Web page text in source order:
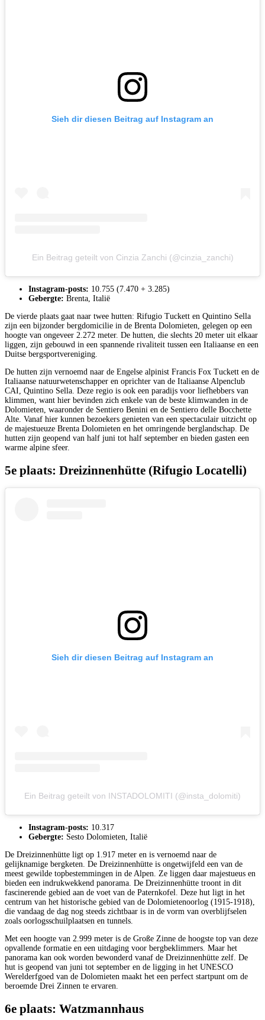
Sieh dir diesen Beitrag auf Instagram an
Ein Beitrag geteilt von Cinzia Zanchi (@cinzia_zanchi)
Instagram-posts: 10.755 (7.470 + 3.285)
Gebergte: Brenta, Italië
De vierde plaats gaat naar twee hutten: Rifugio Tuckett en Quintino Sella
zijn een bijzonder bergdomicilie in de Brenta Dolomieten, gelegen op een
hoogte van ongeveer 2.272 meter. De hutten, die slechts 20 meter uit elkaar
liggen, zijn gebouwd in een spannende rivaliteit tussen een Italiaanse en een
Duitse bergsportvereniging.
De hutten zijn vernoemd naar de Engelse alpinist Francis Fox Tuckett en de
Italiaanse natuurwetenschapper en oprichter van de Italiaanse Alpenclub
CAI, Quintino Sella. Deze regio is ook een paradijs voor liefhebbers van
klimmen, want hier bevinden zich enkele van de beste klimwanden in de
Dolomieten, waaronder de Sentiero Benini en de Sentiero delle Bocchette
Alte. Vanaf hier kunnen bezoekers genieten van een spectaculair uitzicht op
de majestueuze Brenta Dolomieten en het omringende berglandschap. De
hutten zijn geopend van half juni tot half september en bieden gasten een
warme alpine sfeer.
5e plaats: Dreizinnenhütte (Rifugio Locatelli)
Sieh dir diesen Beitrag auf Instagram an
Ein Beitrag geteilt von INSTADOLOMITI (@insta_dolomiti)
Instagram-posts: 10.317
Gebergte: Sesto Dolomieten, Italië
De Dreizinnenhütte ligt op 1.917 meter en is vernoemd naar de
gelijknamige bergketen. De Dreizinnenhütte is ongetwijfeld een van de
meest gewilde topbestemmingen in de Alpen. Ze liggen daar majestueus en
bieden een indrukwekkend panorama. De Dreizinnenhütte troont in dit
fascinerende gebied aan de voet van de Paternkofel. Deze hut ligt in het
centrum van het historische gebied van de Dolomietenoorlog (1915-1918),
die vandaag de dag nog steeds zichtbaar is in de vorm van overblijfselen
zoals oorlogsschuilplaatsen en tunnels.
Met een hoogte van 2.999 meter is de Große Zinne de hoogste top van deze
opvallende formatie en een uitdaging voor bergbeklimmers. Maar het
panorama kan ook worden bewonderd vanaf de Dreizinnenhütte zelf. De
hut is geopend van juni tot september en de ligging in het UNESCO
Werelderfgoed van de Dolomieten maakt het een perfect startpunt om de
beroemde Drei Zinnen te ervaren.
6e plaats: Watzmannhaus